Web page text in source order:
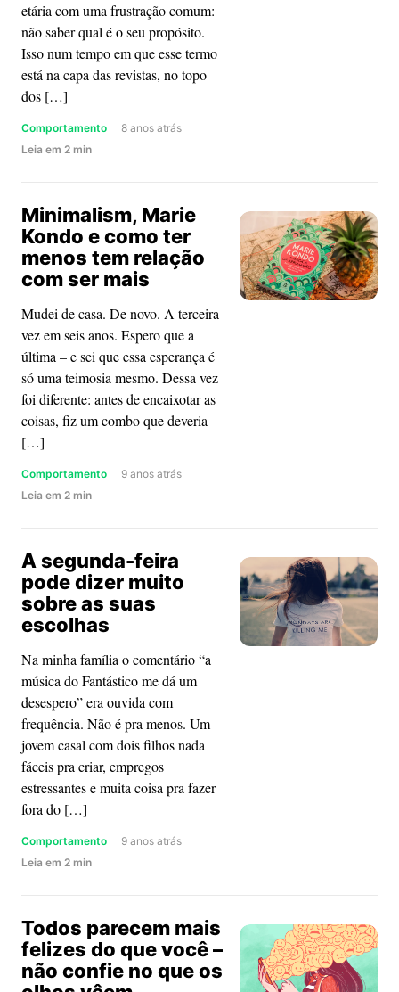
etária com uma frustração comum:
não saber qual é o seu propósito.
Isso num tempo em que esse termo
está na capa das revistas, no topo
dos […]
Comportamento
8 anos atrás
Leia about
propósito
em 2 min
Minimalism, Marie
Kondo e como ter
menos tem relação
com ser mais
Mudei de casa. De novo. A terceira
vez em seis anos. Espero que a
última – e sei que essa esperança é
só uma teimosia mesmo. Dessa vez
foi diferente: antes de encaixotar as
coisas, fiz um combo que deveria
[…]
Comportamento
9 anos atrás
Leia about
Kondo
e
como
ter
tem
relação
com
ser
mais
em 2 min
A segunda-feira
pode dizer muito
sobre as suas
escolhas
Na minha família o comentário “a
música do Fantástico me dá um
desespero” era ouvida com
frequência. Não é pra menos. Um
jovem casal com dois filhos nada
fáceis pra criar, empregos
estressantes e muita coisa pra fazer
fora do […]
Comportamento
9 anos atrás
Leia about
feira
pode
dizer
em 2 min
Todos parecem mais
felizes do que você –
não confie no que os